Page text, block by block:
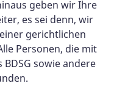
geben wir Ihre
es sei denn, wir
gerichtlichen
Personen, die mit
sowie andere